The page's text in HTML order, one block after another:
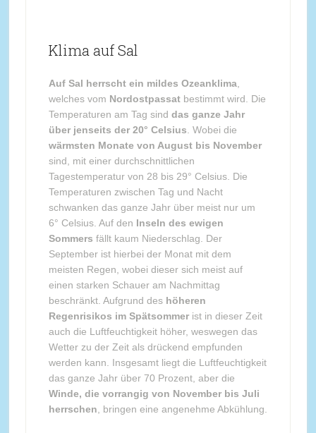
Klima auf Sal
Auf Sal herrscht ein mildes Ozeanklima,
welches vom Nordostpassatbestimmt wird. Die
Temperaturen am Tag sind das ganze Jahr
über jenseits der 20° Celsius . Wobei die
wärmsten Monate von August bis November
sind, mit einer durchschnittlichen
Tagestemperatur von 28 bis 29° Celsius. Die
Temperaturen zwischen Tag und Nacht
schwanken das ganze Jahr über meist nur um
6° Celsius. Auf den Inseln des ewigen
Sommers fällt kaum Niederschlag. Der
September ist hierbei der Monat mit dem
meisten Regen, wobei dieser sich meist auf
einen starken Schauer am Nachmittag
beschränkt. Aufgrund des höheren
Regenrisikos im Spätsommerist in dieser Zeit
auch die Luftfeuchtigkeit höher, weswegen das
Wetter zu der Zeit als drückend empfunden
werden kann. Insgesamt liegt die Luftfeuchtigkeit
das ganze Jahr über 70 Prozent, aber die
Winde, die vorrangig von November bis Juli
herrschen , bringen eine angenehme Abkühlung.